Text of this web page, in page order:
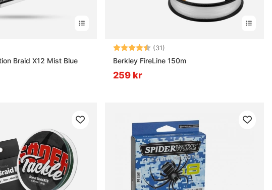
Braid X12 Mist Blue
Betyg: (31)
Berkley FireLine 150m
259 kr